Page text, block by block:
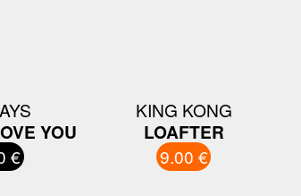
YOU
€
KING KONG
LOAFTER
9.00 €